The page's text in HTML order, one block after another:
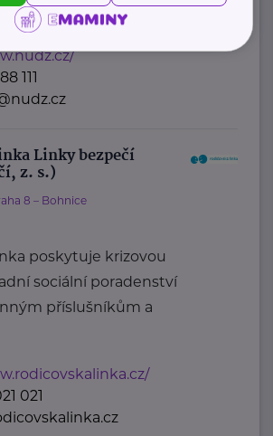
111
Linky bezpečí
z. s.)
8 – Bohnice
poskytuje krizovou
sociální poradenství
příslušníkům a
021